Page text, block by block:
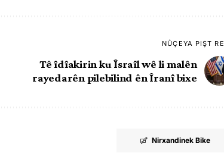
NÛÇEYA PIŞT RE
Tê îdîakirin ku Îsraîl wê li malên
rayedarên pilebilind ên Îranî bixe
Nirxandinek Bike